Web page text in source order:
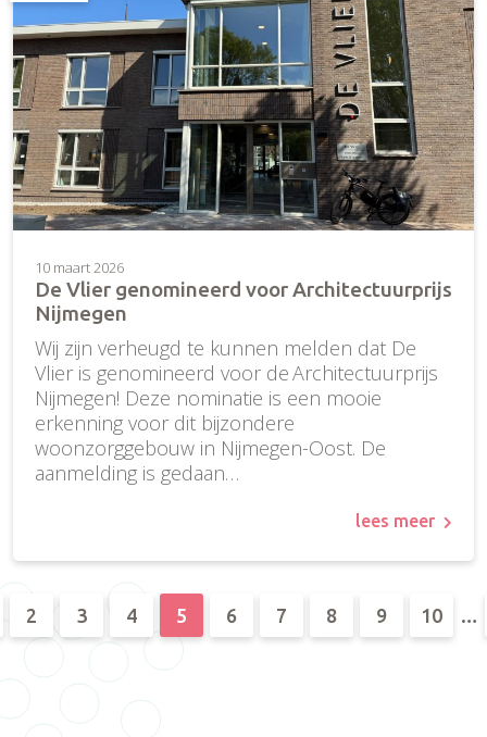
10 maart 2026
De Vlier genomineerd voor Architectuurprijs
Nijmegen
Wij zijn verheugd te kunnen melden dat De
Vlier is genomineerd voor de Architectuurprijs
Nijmegen! Deze nominatie is een mooie
erkenning voor dit bijzondere
woonzorggebouw in Nijmegen-Oost. De
aanmelding is gedaan…
lees meer
2 3 4 5 6 7 8 9 10 …